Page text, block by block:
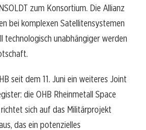
zum Konsortium. Die Allianz
bei komplexen Satellitensystemen
technologisch unabhängiger werden
seit dem 11. Juni ein weiteres Joint
die OHB Rheinmetall Space
sich auf das Militärprojekt
das ein potenzielles